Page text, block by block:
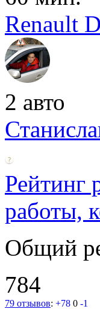
Renault
2 авто
Рейтинг
работы,
Общий
784
79 отзывов: +78 0 -1